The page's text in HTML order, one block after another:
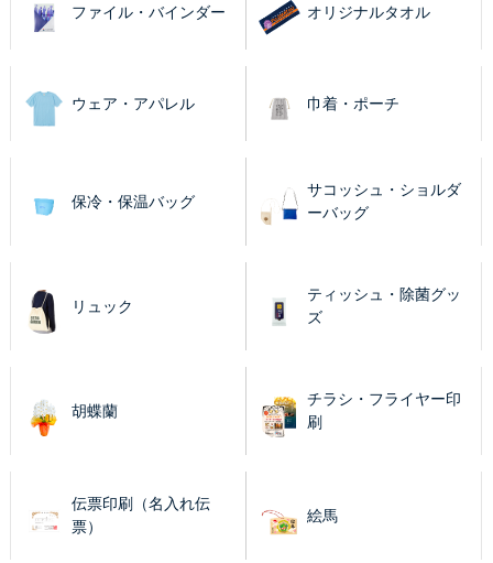
ファイル・バインダー オリジナルタオル
ウェア・アパレル 巾着・ポーチ
保冷・保温バッグ
サコッシュ・ショルダ
ーバッグ
リュック
ティッシュ・除菌グッ
ズ
胡蝶蘭
チラシ・フライヤー印
刷
伝票印刷（名入れ伝
票）
絵馬